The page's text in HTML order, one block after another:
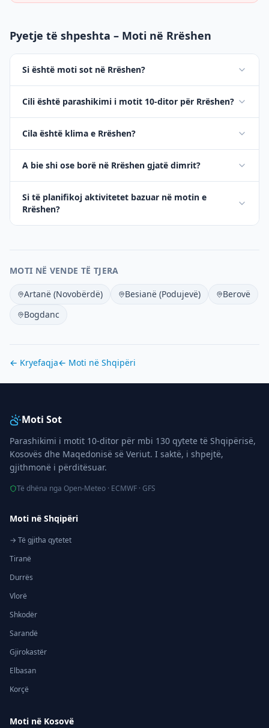
Pyetje të shpeshta – Moti në Rrëshen
Si është moti sot në Rrëshen?
Cili është parashikimi i motit 10-ditor për Rrëshen?
Cila është klima e Rrëshen?
A bie shi ose borë në Rrëshen gjatë dimrit?
Si të planifikoj aktivitetet bazuar në motin e
Rrëshen?
MOTI NË VENDE TË TJERA
Artanë (Novobërdë) Besianë (Podujevë)
Berovë
Bogdanc
← Kryefaqja← Moti në Shqipëri
Moti Sot
Parashikimi i motit 10-ditor për mbi 130 qytete të Shqipërisë,
Kosovës dhe Maqedonisë së Veriut. I saktë, i shpejtë,
gjithmonë i përditësuar.
Të dhëna nga Open-Meteo · ECMWF · GFS
Moti në Shqipëri
→ Të gjitha qytetet
Tiranë
Durrës
Vlorë
Shkodër
Sarandë
Gjirokastër
Elbasan
Korçë
Moti në Kosovë